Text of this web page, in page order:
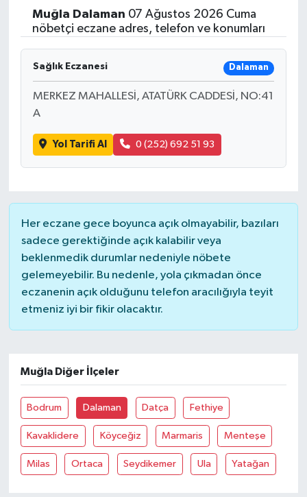
Muğla Dalaman 07 Ağustos 2026 Cuma
nöbetçi eczane adres, telefon ve konumları
Sağlık Eczanesi Dalaman
MERKEZ MAHALLESİ, ATATÜRK CADDESİ, NO:41
A
Yol Tarifi Al 0 (252) 692 51 93
Her eczane gece boyunca açık olmayabilir, bazıları
sadece gerektiğinde açık kalabilir veya
beklenmedik durumlar nedeniyle nöbete
gelemeyebilir. Bu nedenle, yola çıkmadan önce
eczanenin açık olduğunu telefon aracılığıyla teyit
etmeniz iyi bir fikir olacaktır.
Muğla Diğer İlçeler
Bodrum Dalaman Datça Fethiye
Kavaklidere Köyceğiz Marmaris Menteşe
Milas Ortaca Seydikemer Ula Yatağan
Yaşam